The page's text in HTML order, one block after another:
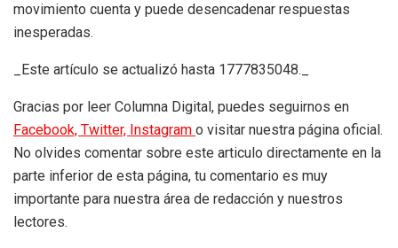
movimiento cuenta y puede desencadenar respuestas
inesperadas.
_Este artículo se actualizó hasta 1777835048._
Gracias por leer Columna Digital, puedes seguirnos en
Facebook, Twitter, Instagram o visitar nuestra página oficial.
No olvides comentar sobre este articulo directamente en la
parte inferior de esta página, tu comentario es muy
importante para nuestra área de redacción y nuestros
lectores.